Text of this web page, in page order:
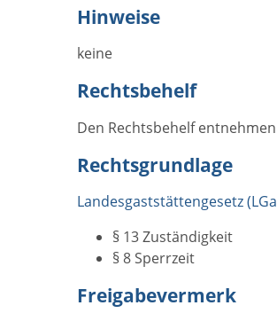
Hinweise
keine
Rechtsbehelf
Den Rechtsbehelf
Rechtsgrundlage
Landesgaststättengesetz
§ 13 Zuständigkeit
§ 8 Sperrzeit
Freigabevermerk